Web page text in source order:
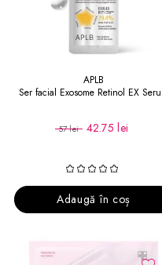
APLB
Ser facial Exosome Retinol EX
57 lei 42.75 lei
Adaugă în coș